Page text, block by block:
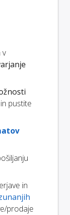
v
pustite
in
prodaje